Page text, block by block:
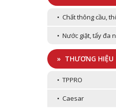
• Chất thông cầu,
• Nước giặt, tẩy đa
» THƯƠNG HIỆU
• TPPRO
• Caesar